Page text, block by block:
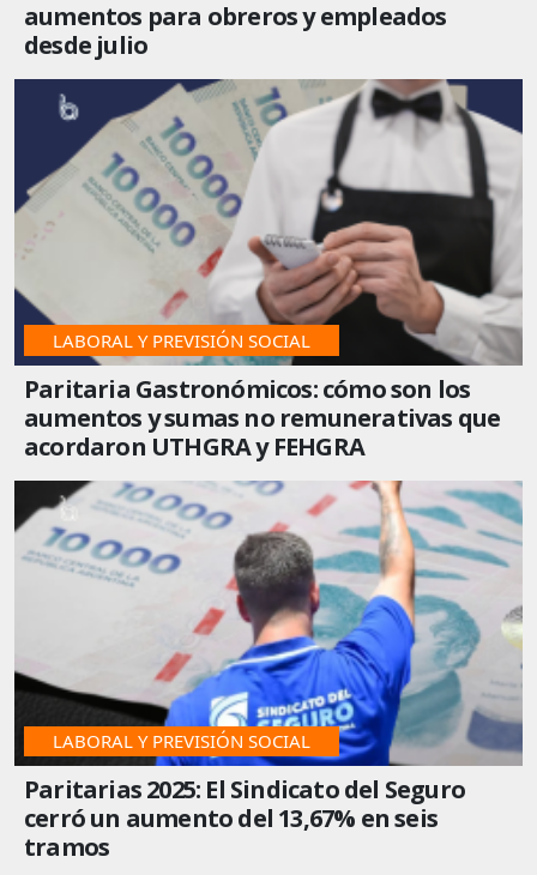
aumentos para obreros y empleados
desde julio
LABORAL Y PREVISIÓN SOCIAL
Paritaria Gastronómicos: cómo son los
aumentos y sumas no remunerativas que
acordaron UTHGRA y FEHGRA
LABORAL Y PREVISIÓN SOCIAL
Paritarias 2025: El Sindicato del Seguro
cerró un aumento del 13,67% en seis
tramos